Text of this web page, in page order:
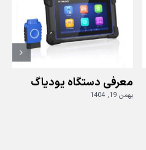
معرفی دستگاه یودیاگ
بهمن 19, 1404